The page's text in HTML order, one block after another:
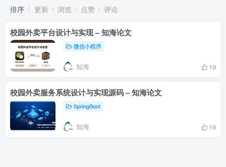
排序 更新 浏览 点赞 评论
校园外卖平台设计与实现 – 知海论文
微信小程序
知海 19
校园外卖服务系统设计与实现源码 – 知海论文
SpringBoot
知海 19